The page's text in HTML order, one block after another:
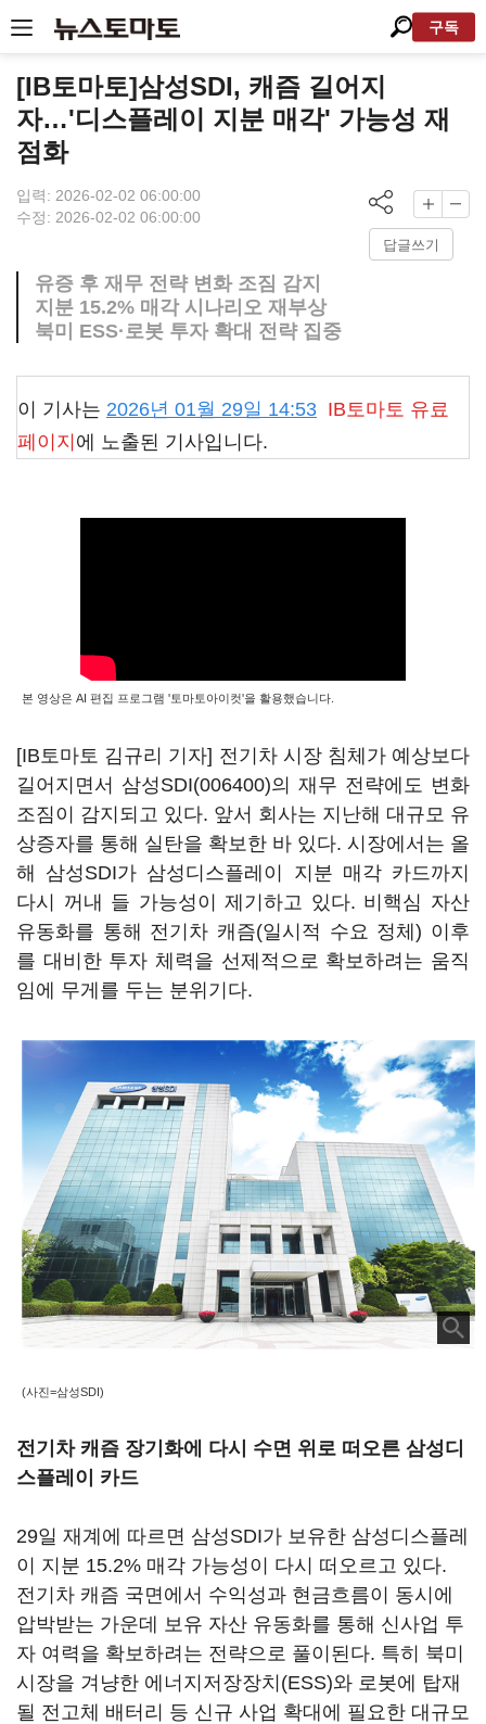
구독
[IB토마토]삼성SDI, 캐즘 길어지
자…'디스플레이 지분 매각' 가능성 재
점화
입력: 2026-02-02 06:00:00
수정: 2026-02-02 06:00:00
답글쓰기
유증 후 재무 전략 변화 조짐 감지
지분 15.2% 매각 시나리오 재부상
북미 ESS·로봇 투자 확대 전략 집중
이 기사는 2026년 01월 29일 14:53 IB토마토 유료
페이지 에 노출된 기사입니다.
본 영상은 AI 편집 프로그램 '토마토아이컷'을 활용했습니다.
[IB토마토 김규리 기자] 전기차 시장 침체가 예상보다
길어지면서 삼성SDI(006400)의 재무 전략에도 변화
조짐이 감지되고 있다. 앞서 회사는 지난해 대규모 유
상증자를 통해 실탄을 확보한 바 있다. 시장에서는 올
해 삼성SDI가 삼성디스플레이 지분 매각 카드까지
다시 꺼내 들 가능성이 제기하고 있다. 비핵심 자산
유동화를 통해 전기차 캐즘(일시적 수요 정체) 이후
를 대비한 투자 체력을 선제적으로 확보하려는 움직
임에 무게를 두는 분위기다.
(사진=삼성SDI)
전기차 캐즘 장기화에 다시 수면 위로 떠오른 삼성디
스플레이 카드
29일 재계에 따르면 삼성SDI가 보유한 삼성디스플레
이 지분 15.2% 매각 가능성이 다시 떠오르고 있다.
전기차 캐즘 국면에서 수익성과 현금흐름이 동시에
압박받는 가운데 보유 자산 유동화를 통해 신사업 투
자 여력을 확보하려는 전략으로 풀이된다. 특히 북미
시장을 겨냥한 에너지저장장치(ESS)와 로봇에 탑재
될 전고체 배터리 등 신규 사업 확대에 필요한 대규모